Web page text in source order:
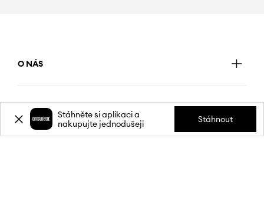
O NÁS
INFORMACE
Stáhněte si aplikaci a
nakupujte jednodušeji
Stáhnout